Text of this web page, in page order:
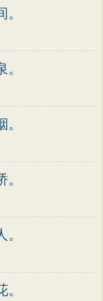
广贤文
九龄
子昂